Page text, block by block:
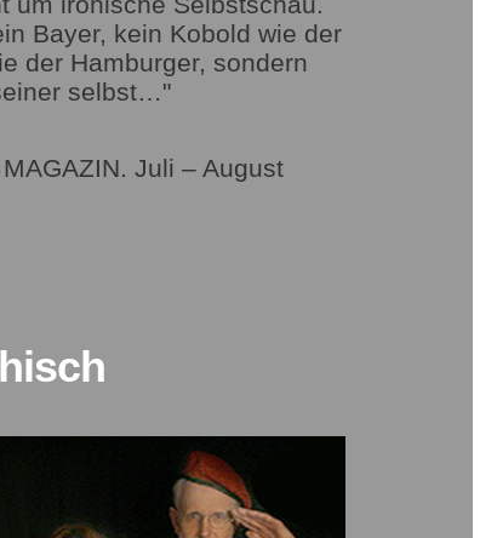
Bayer, kein Kobold wie der
der Hamburger, sondern
selbst…"
Juli – August